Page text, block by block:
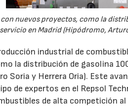
nuevos proyectos, como la
en Madrid (Hipódromo,
industrial de
la distribución de gasolina
Soria y Herrera Oria). Este
de expertos en el Repsol
de alta competición